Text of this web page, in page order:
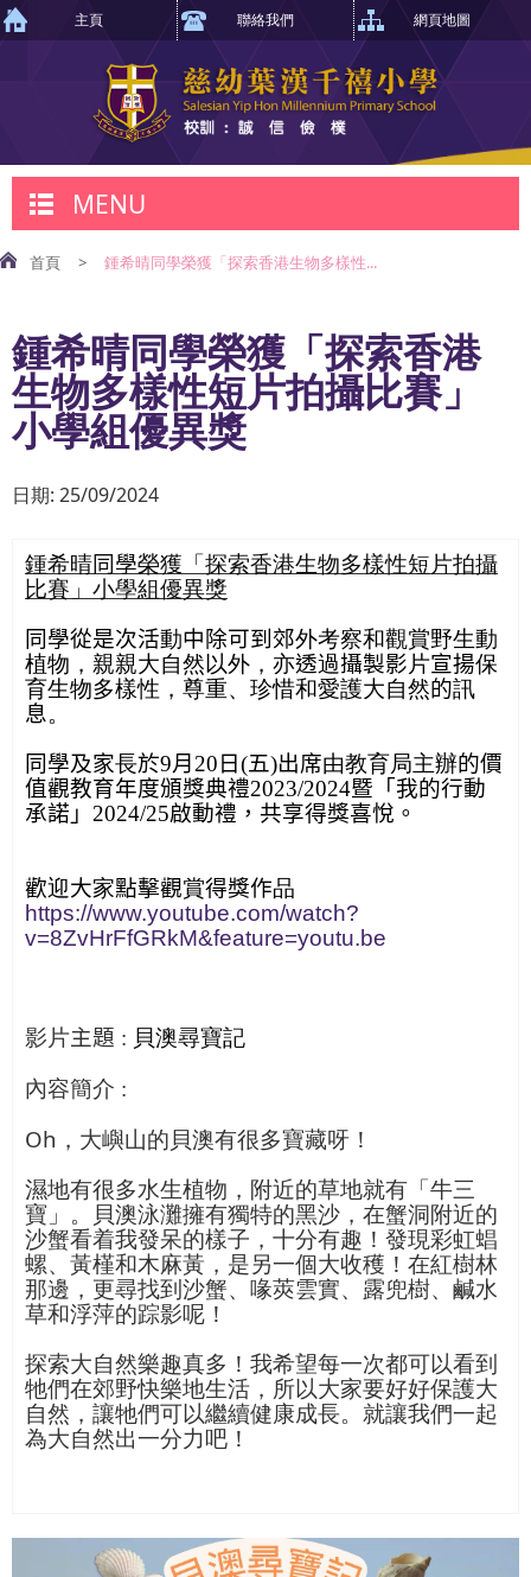
主頁 聯絡我們 網頁地圖
MENU
首頁 > 鍾希晴同學榮獲「探索香港生物多樣性...
鍾希晴同學榮獲「探索香港
生物多樣性短片拍攝比賽」
小學組優異獎
日期: 25/09/2024
鍾希晴同學榮獲「探索香港生物多樣性短片拍攝
比賽」小學組優異獎
同學從是次活動中除可到郊外考察和觀賞野生動
植物，親親大自然以外，亦透過攝製影片宣揚保
育生物多樣性， 尊重、珍惜和愛護大自然的訊
息。
同學及家長於9月 20 日 (五)出席由教育局主辦的價
值觀教育年度頒獎典禮2023/2024暨「我的行動
承諾」 2024/25啟動禮，共享得獎喜悅。
歡迎大家點擊觀賞得獎作品
https://www.youtube.com/watch?
v=8ZvHrFfGRkM&feature=youtu.be
影片主題 : 貝澳尋寶記
內容簡介 :
Oh ，大嶼山的貝澳有很多寶藏呀！
濕地有很多水生植物，附近的草地就有「牛三
寶」。貝澳泳灘擁有獨特的黑沙，在蟹洞附近的
沙蟹看着我發呆的樣子，十分有趣！發現彩虹䗉
螺、黃槿和木麻黃，是另一個大收穫！在紅樹林
那邊，更尋找到沙蟹、喙莢雲實、露兜樹、鹹水
草和浮萍的踪影呢！
探索大自然樂趣真多！我希望每一次都可以看到
牠們在郊野快樂地生活，所以大家要好好保護大
自然，讓牠們可以繼續健康成長。就讓我們一起
為大自然出一分力吧！